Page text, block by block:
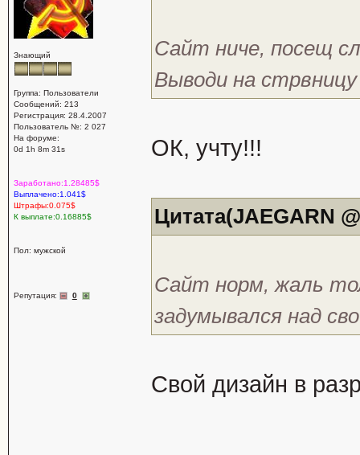
Знающий
Группа: Пользователи
Сообщений: 213
Регистрация: 28.4.2007
Пользователь №: 2 027
На форуме:
0d 1h 8m 31s
Заработано:1.28485$
Выплачено:1.041$
Штрафы:0.075$
К выплате:0.16885$
Пол: мужской
Репутация: 0
Сайт ниче, посещ
Выводи на
ОК, учту!!!
Цитата(JAEGARN
Сайт норм, жаль
задумывался над
Свой дизайн в